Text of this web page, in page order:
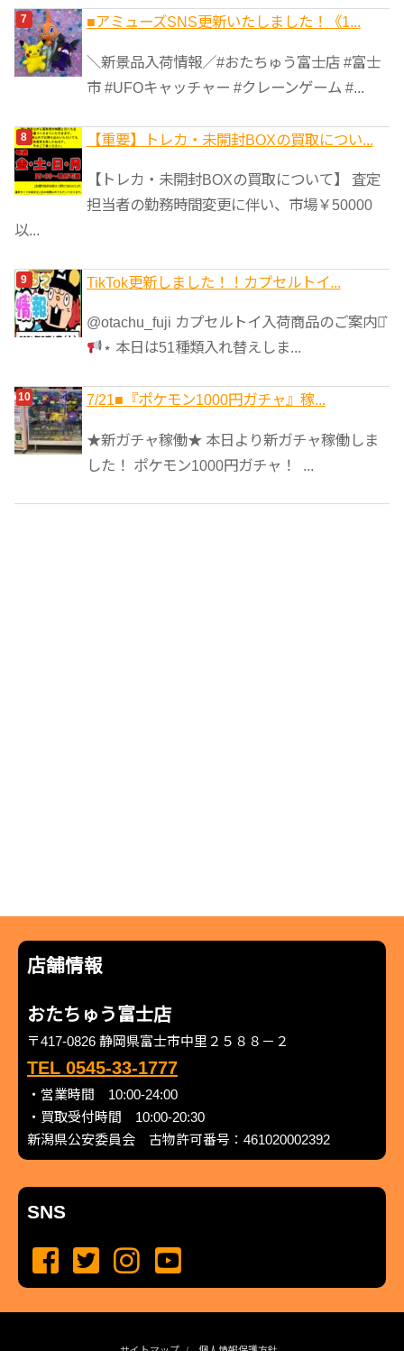
■アミューズSNS更新いたしました！《1...
＼新景品入荷情報／#おたちゅう富士店 #富士
市 #UFOキャッチャー #クレーンゲーム #...
【重要】トレカ・未開封BOXの買取につい...
【トレカ・未開封BOXの買取について】 査定
担当者の勤務時間変更に伴い、市場￥50000
以...
TikTok更新しました！！カプセルトイ...
@otachu_fuji カプセルトイ入荷商品のご案内⋆͛
⋆ 本日は51種類入れ替えしま...
7/21■『ポケモン1000円ガチャ』稼...
★新ガチャ稼働★ 本日より新ガチャ稼働しま
した！ ポケモン1000円ガチャ！ ...
店舗情報
おたちゅう富士店
〒417-0826 静岡県富士市中里２５８８－２
TEL 0545-33-1777
・営業時間 10:00-24:00
・買取受付時間 10:00-20:30
新潟県公安委員会 古物許可番号：461020002392
SNS